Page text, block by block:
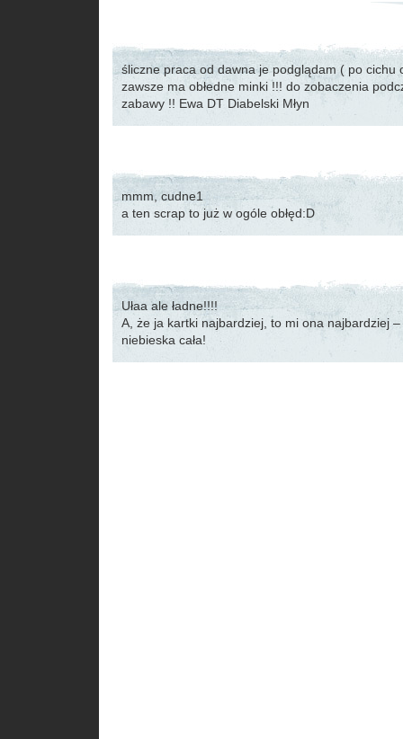
śliczne praca od dawna je podglądam ( po
zawsze ma obłedne minki !!! do zobaczenia
zabawy !! Ewa DT Diabelski Młyn
mmm, cudne1
a ten scrap to już w ogóle obłęd:D
Ułaa ale ładne!!!!
A, że ja kartki najbardziej, to mi ona najbardziej
niebieska cała!